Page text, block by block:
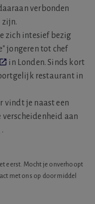
verbonden
zijn.
zich intesief bezig
jongeren tot chef
in Londen. Sinds kort
restaurant in
vindt je naast een
verscheidenheid aan
.
eerst. Mocht je onverhoopt
met ons op door middel